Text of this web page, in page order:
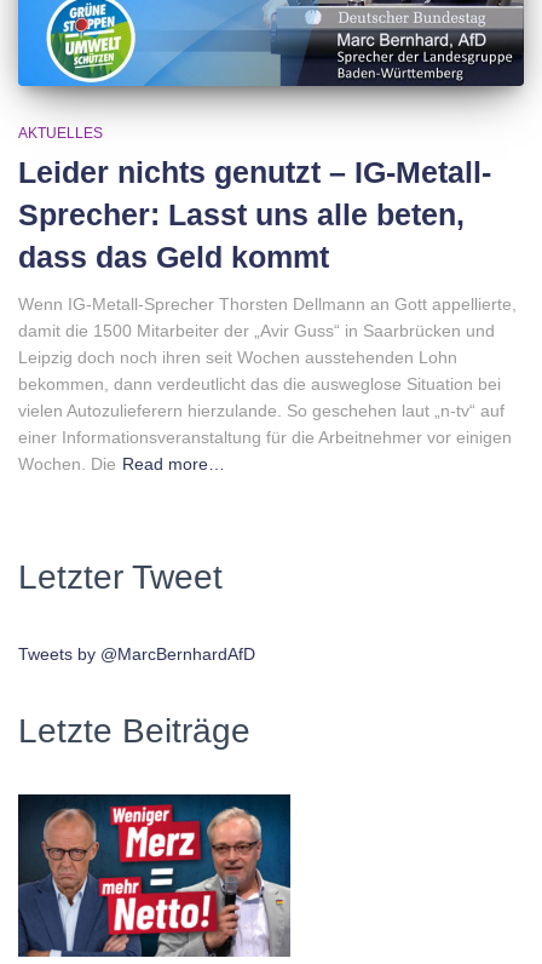
AKTUELLES
Leider nichts genutzt – IG-Metall-
Sprecher: Lasst uns alle beten,
dass das Geld kommt
Wenn IG-Metall-Sprecher Thorsten Dellmann an Gott appellierte,
damit die 1500 Mitarbeiter der „Avir Guss“ in Saarbrücken und
Leipzig doch noch ihren seit Wochen ausstehenden Lohn
bekommen, dann verdeutlicht das die ausweglose Situation bei
vielen Autozulieferern hierzulande. So geschehen laut „n-tv“ auf
einer Informationsveranstaltung für die Arbeitnehmer vor einigen
Wochen. Die Read more…
Letzter Tweet
Tweets by @MarcBernhardAfD
Letzte Beiträge